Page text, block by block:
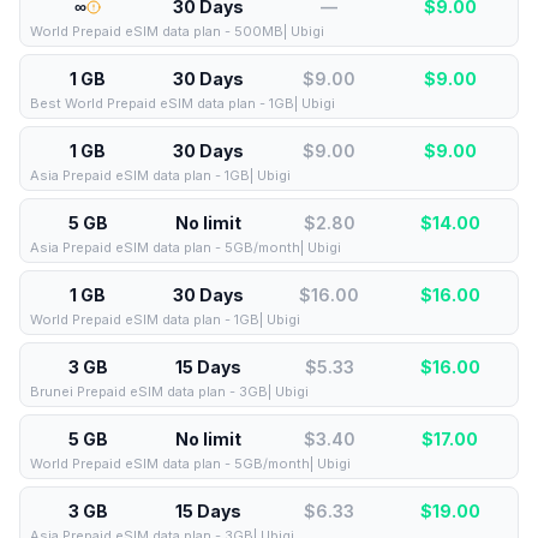
∞ 30 Days — $9.00
World Prepaid eSIM data plan - 500MB| Ubigi
1 GB 30 Days $9.00 $9.00
Best World Prepaid eSIM data plan - 1GB| Ubigi
1 GB 30 Days $9.00 $9.00
Asia Prepaid eSIM data plan - 1GB| Ubigi
5 GB No limit $2.80 $14.00
Asia Prepaid eSIM data plan - 5GB/month| Ubigi
1 GB 30 Days $16.00 $16.00
World Prepaid eSIM data plan - 1GB| Ubigi
3 GB 15 Days $5.33 $16.00
Brunei Prepaid eSIM data plan - 3GB| Ubigi
5 GB No limit $3.40 $17.00
World Prepaid eSIM data plan - 5GB/month| Ubigi
3 GB 15 Days $6.33 $19.00